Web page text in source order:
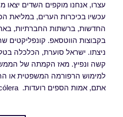
עצרו, אנחנו מוקפים השדים יצאו
עכשיו בכיכרות הערים, במליאת
החדשות, ברשתות החברתיות,
בקבוצות הווטסאפ. קונפליקטים
ניצתו. ישראל סוערת, הכלכלה
קשה ונפיץ. מאז הקמתה של
למימוש הרפורמה המשפטית או
אתם, אמות הספים רועדות. cólera […]